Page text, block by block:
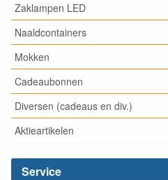
Zaklampen LED
Naaldcontainers
Mokken
Cadeaubonnen
Diversen (cadeaus en div.)
Aktieartikelen
Service